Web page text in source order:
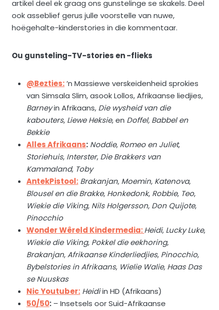
artikel deel ek graag ons gunstelinge se skakels. Deel
ook asseblief gerus julle voorstelle van nuwe,
hoëgehalte-kinderstories in die kommentaar.
Ou gunsteling-TV-stories en -flieks
@Bezties:’n Massiewe verskeidenheid sprokies
van Simsala Slim, asook Lollos, Afrikaanse liedjies,
Barneyin Afrikaans, Die wysheid van die
kabouters, Liewe Heksie, en Doffel, Babbel en
Bekkie
Alles Afrikaans: Noddie, Romeo en Juliet,
Storiehuis, Interster, Die Brakkers van
Kammaland, Toby
AntekPistool: Brakanjan, Moemin, Katenova,
Blousel en die Brakke, Honkedonk, Robbie, Teo,
Wiekie die Viking, Nils Holgersson, Don Quijote,
Pinocchio
Wonder Wêreld Kindermedia:Heidi, Lucky Luke,
Wiekie die Viking, Pokkel die eekhoring,
Brakanjan,Afrikaanse Kinderliedjies, Pinocchio,
Bybelstories in Afrikaans, Wielie Walie, Haas Das
se Nuuskas
Nic Youtuber: Heidiin HD (Afrikaans)
50/50: – Insetsels oor Suid-Afrikaanse